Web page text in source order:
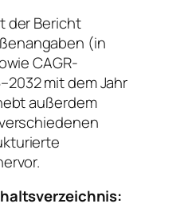
der Bericht
(in
CAGR-
mit dem Jahr
außerdem